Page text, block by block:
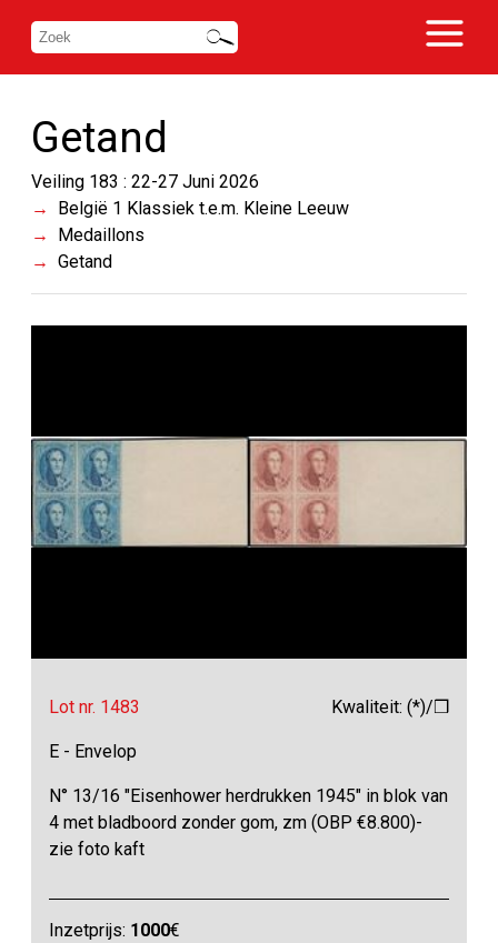
Getand
Veiling 183 : 22-27 Juni 2026
België 1 Klassiek t.e.m. Kleine Leeuw
Medaillons
Getand
Lot nr. 1483 Kwaliteit: (*)/❒
E - Envelop
N° 13/16 "Eisenhower herdrukken 1945" in blok van
4 met bladboord zonder gom, zm (OBP €8.800)-
zie foto kaft
Inzetprijs: 1000€